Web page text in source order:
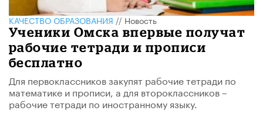
КАЧЕСТВО ОБРАЗОВАНИЯ// Новость
Ученики Омска впервые получат
рабочие тетради и прописи
бесплатно
Для первоклассников закупят рабочие тетради по
математике и прописи, а для второклассников –
рабочие тетради по иностранному языку.